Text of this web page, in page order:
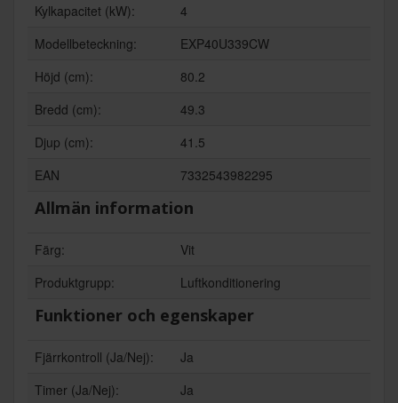
Kylkapacitet (kW):
4
Modellbeteckning:
EXP40U339CW
Höjd (cm):
80.2
Bredd (cm):
49.3
Djup (cm):
41.5
EAN
7332543982295
Allmän information
Färg:
Vit
Produktgrupp:
Luftkonditionering
Funktioner och egenskaper
Fjärrkontroll (Ja/Nej):
Ja
Timer (Ja/Nej):
Ja